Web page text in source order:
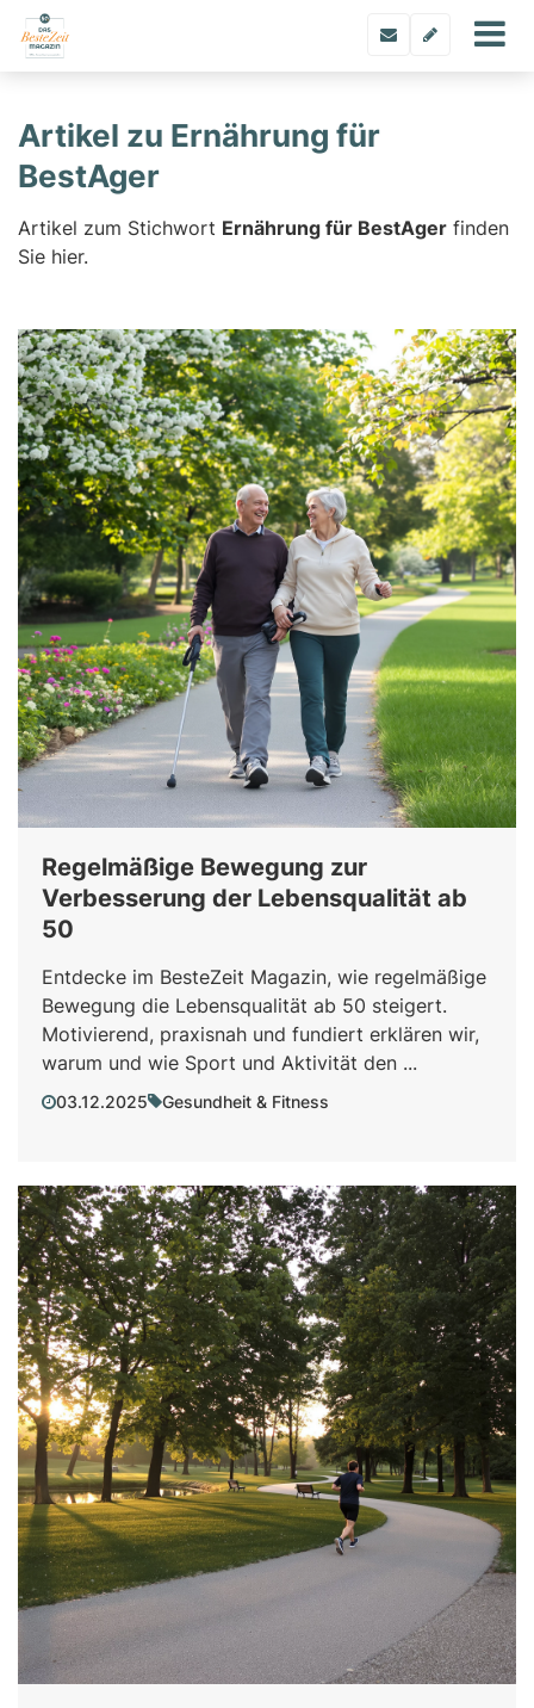
Artikel zu Ernährung für
BestAger
Artikel zum Stichwort Ernährung für BestAger finden
Sie hier.
Regelmäßige Bewegung zur
Verbesserung der Lebensqualität ab
50
Entdecke im BesteZeit Magazin, wie regelmäßige
Bewegung die Lebensqualität ab 50 steigert.
Motivierend, praxisnah und fundiert erklären wir,
warum und wie Sport und Aktivität den ...
03.12.2025 Gesundheit & Fitness